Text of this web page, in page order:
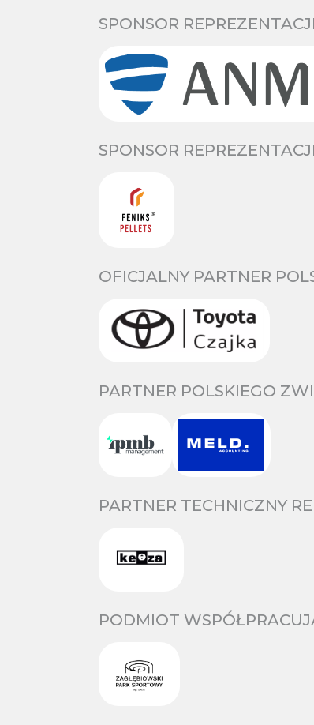
SPONSOR
SPONSOR
OFICJALNY PARTNER
PARTNER POLSKIEGO
PARTNER TECHNICZNY
PODMIOT